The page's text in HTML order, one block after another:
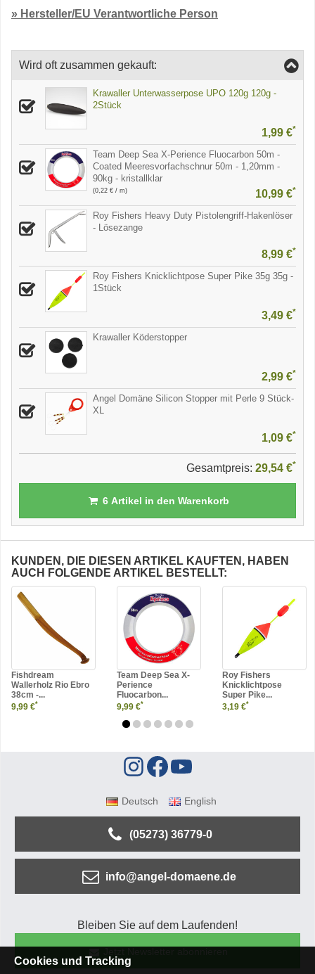
» Hersteller/EU Verantwortliche Person
Wird oft zusammen gekauft:
Krawaller Unterwasserpose UPO 120g 120g -
2Stück
1,99 €*
Team Deep Sea X-Perience Fluocarbon 50m -
Coated Meeresvorfachschnur 50m - 1,20mm -
90kg - kristallklar
(0,22 € / m) 10,99 €*
Roy Fishers Heavy Duty Pistolengriff-Hakenlöser
- Lösezange
8,99 €*
Roy Fishers Knicklichtpose Super Pike 35g 35g -
1Stück
3,49 €*
Krawaller Köderstopper
2,99 €*
Angel Domäne Silicon Stopper mit Perle 9 Stück-
XL
1,09 €*
Gesamtpreis: 29,54 €*
6Artikel in den Warenkorb
KUNDEN, DIE DIESEN ARTIKEL KAUFTEN, HABEN
AUCH FOLGENDE ARTIKEL BESTELLT:
Fishdream
Wallerholz Rio Ebro
38cm -...
9,99 €*
Team Deep Sea X-
Perience
Fluocarbon...
9,99 €*
Roy Fishers
Knicklichtpose
Super Pike...
3,19 €*
Deutsch English
(05273) 36779-0
info@angel-domaene.de
Bleiben Sie auf dem Laufenden!
Cookies und Tracking